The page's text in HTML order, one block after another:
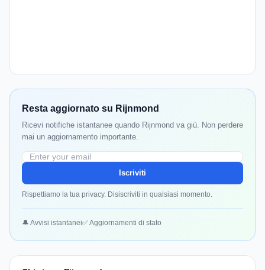
Resta aggiornato su Rijnmond
Ricevi notifiche istantanee quando Rijnmond va giù. Non perdere
mai un aggiornamento importante.
Iscriviti
Rispettiamo la tua privacy. Disiscriviti in qualsiasi momento.
🔔 Avvisi istantanei✅ Aggiornamenti di stato